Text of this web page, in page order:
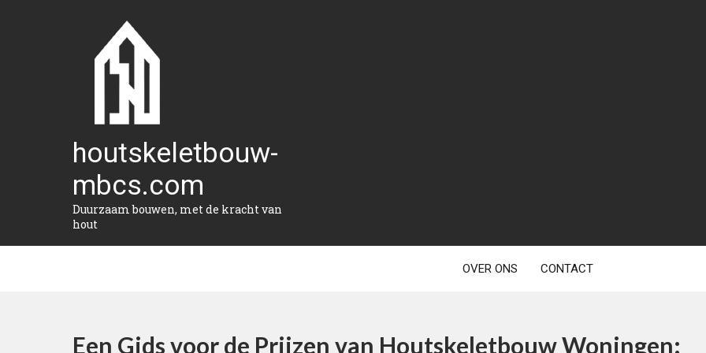
houtskeletbouw-
mbcs.com
Duurzaam bouwen, met de kracht van
hout
OVER ONS CONTACT
Een Gids voor de Prijzen van Houtskeletbouw Woningen: